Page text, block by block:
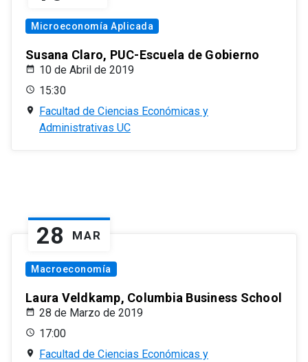
Microeconomía Aplicada
Susana Claro, PUC-Escuela de Gobierno
10 de Abril de 2019
15:30
Facultad de Ciencias Económicas y
Administrativas UC
28 MAR
Macroeconomía
Laura Veldkamp, Columbia Business School
28 de Marzo de 2019
17:00
Facultad de Ciencias Económicas y